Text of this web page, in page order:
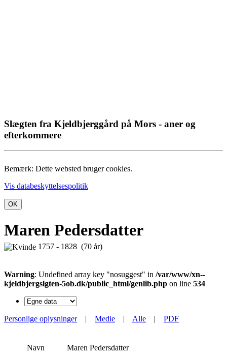
Slægten fra Kjeldbjerggård på Mors - aner og
efterkommere
Bemærk: Dette websted bruger cookies.
Vis databeskyttelsespolitik
OK
Maren Pedersdatter
1757 - 1828 (70 år)
Warning: Undefined array key "nosuggest" in /var/www/xn--
kjeldbjergslgten-5ob.dk/public_html/genlib.php on line 534
Personlige oplysninger| Medie | Alle | PDF
Navn Maren Pedersdatter